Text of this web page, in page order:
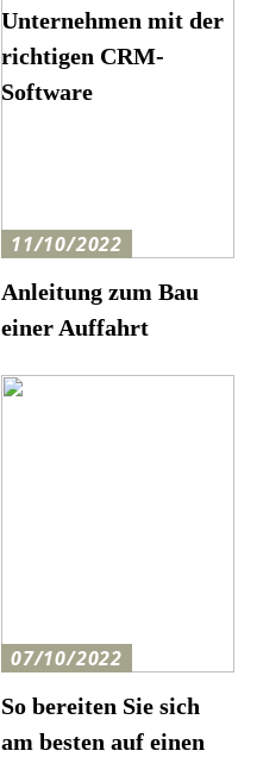
Unternehmen mit der
richtigen CRM-
Software
11/10/2022
Anleitung zum Bau
einer Auffahrt
07/10/2022
So bereiten Sie sich
am besten auf einen